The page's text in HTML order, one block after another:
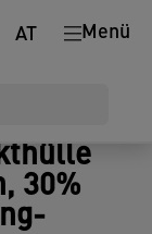
Menü
AT
30%